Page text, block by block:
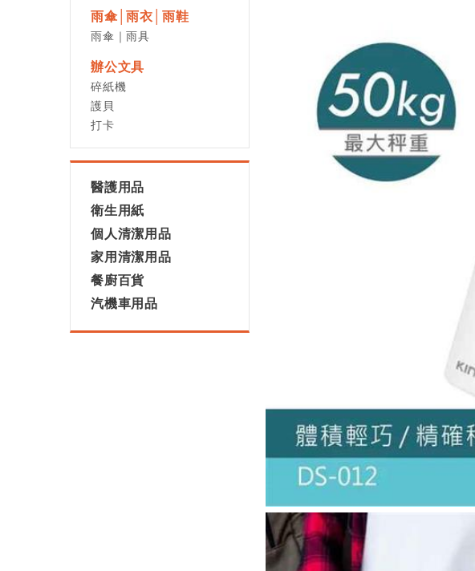
雨傘│雨衣│雨鞋
雨傘｜雨具
辦公文具
碎紙機
護貝
打卡
醫護用品
衛生用紙
個人清潔用品
家用清潔用品
餐廚百貨
汽機車用品